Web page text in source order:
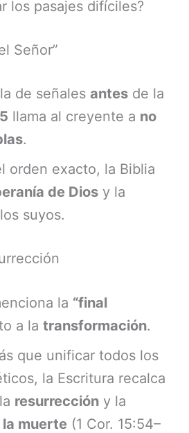
los pasajes difíciles?
Señor”
de señales antes de la
llama al creyente a no
.
orden exacto, la Biblia
de Dios y la
suyos.
la “final
a la transformación.
que unificar todos los
la Escritura recalca
resurrección y la
muerte (1 Cor. 15:54–